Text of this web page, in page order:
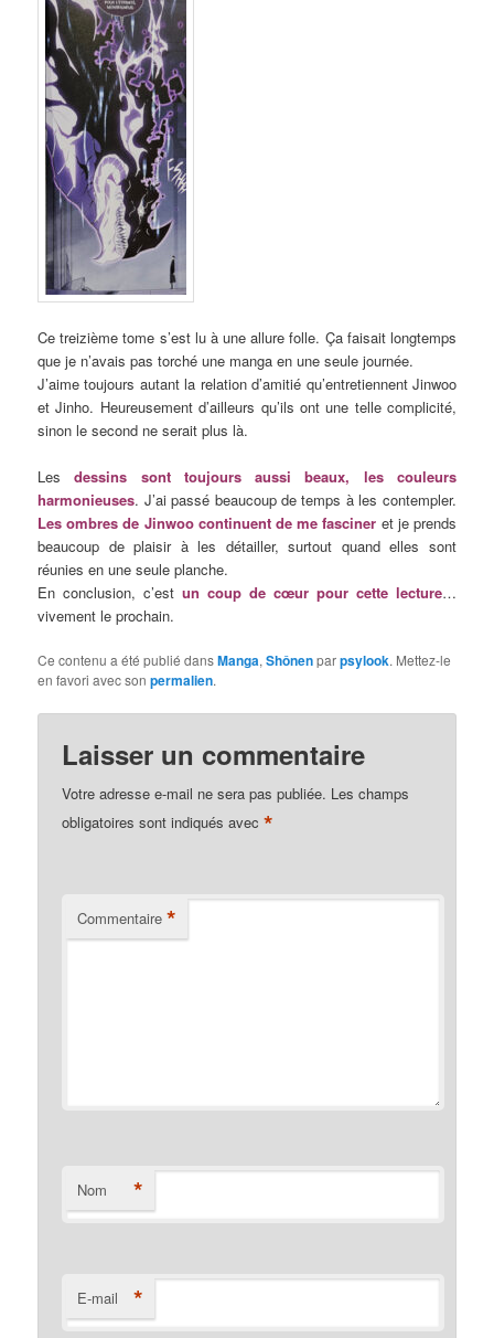
Ce treizième tome s’est lu à une allure folle. Ça faisait longtemps
que je n’avais pas torché une manga en une seule journée.
J’aime toujours autant la relation d’amitié qu’entretiennent Jinwoo
et Jinho. Heureusement d’ailleurs qu’ils ont une telle complicité,
sinon le second ne serait plus là.
Lesdessins sont toujours aussi beaux, les couleurs
harmonieuses. J’ai passé beaucoup de temps à les contempler.
Les ombres de Jinwoo continuent de me fasciner et je prends
beaucoup de plaisir à les détailler, surtout quand elles sont
réunies en une seule planche.
En conclusion, c’estun coup de cœur pour cette lecture…
vivement le prochain.
Ce contenu a été publié dansManga,Shônenparpsylook. Mettez-le
en favori avec sonpermalien.
Laisser un commentaire
Votre adresse e-mail ne sera pas publiée. Les champs
obligatoires sont indiqués avec*
Commentaire *
Nom *
E-mail *